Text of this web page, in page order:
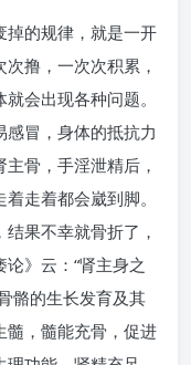
掉的规律，就是一开
撸，一次次积累，
会出现各种问题。
冒，身体的抵抗力
骨，手淫泄精后，
走着都会崴到脚。
果不幸就骨折了，
》云：“肾主身之
骼的生长发育及其
髓，髓能充骨，促进